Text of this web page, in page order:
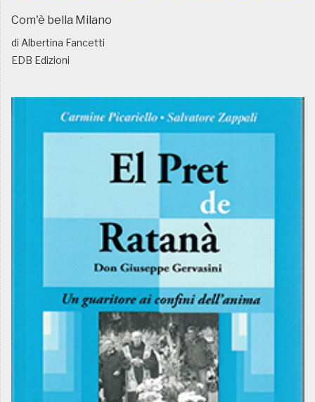
Com'è bella Milano
di Albertina Fancetti
EDB Edizioni